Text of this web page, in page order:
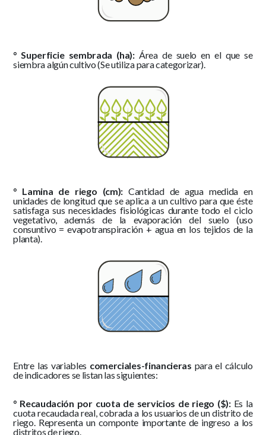
° Superficie sembrada (ha):Área de suelo en el que se
siembra algún cultivo (Se utiliza para categorizar).
° Lamina de riego (cm):Cantidad de agua medida en
unidades de longitud que se aplica a un cultivo para que éste
satisfaga sus necesidades fisiológicas durante todo el ciclo
vegetativo, además de la evaporación del suelo (uso
consuntivo = evapotranspiración + agua en los tejidos de la
planta).
Entre las variables comerciales-financieras para el cálculo
de indicadores se listan las siguientes:
° Recaudación por cuota de servicios de riego ($): Es la
cuota recaudada real, cobrada a los usuarios de un distrito de
riego. Representa un componte importante de ingreso a los
distritos de riego.